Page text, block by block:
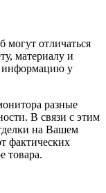
могут отличаться
материалу и
информацию у
разные
В связи с этим
на Вашем
фактических
товара.